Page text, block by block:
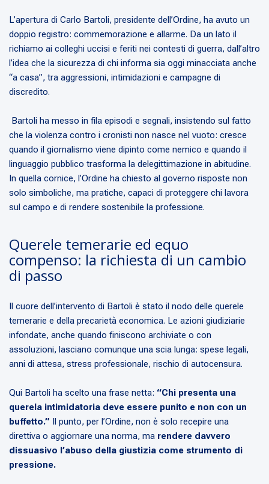
L’apertura di Carlo Bartoli, presidente dell’Ordine, ha avuto un
doppio registro: commemorazione e allarme. Da un lato il
richiamo ai colleghi uccisi e feriti nei contesti di guerra, dall’altro
l’idea che la sicurezza di chi informa sia oggi minacciata anche
“a casa”, tra aggressioni, intimidazioni e campagne di
discredito.
Bartoli ha messo in fila episodi e segnali, insistendo sul fatto
che la violenza contro i cronisti non nasce nel vuoto: cresce
quando il giornalismo viene dipinto come nemico e quando il
linguaggio pubblico trasforma la delegittimazione in abitudine.
In quella cornice, l’Ordine ha chiesto al governo risposte non
solo simboliche, ma pratiche, capaci di proteggere chi lavora
sul campo e di rendere sostenibile la professione.
Querele temerarie ed equo
compenso: la richiesta di un cambio
di passo
Il cuore dell’intervento di Bartoli è stato il nodo delle querele
temerarie e della precarietà economica. Le azioni giudiziarie
infondate, anche quando finiscono archiviate o con
assoluzioni, lasciano comunque una scia lunga: spese legali,
anni di attesa, stress professionale, rischio di autocensura.
Qui Bartoli ha scelto una frase netta: “Chi presenta una
querela intimidatoria deve essere punito e non con un
buffetto.”
Il punto, per l’Ordine, non è solo recepire una
direttiva o aggiornare una norma, ma rendere davvero
dissuasivo l’abuso della giustizia come strumento di
pressione.